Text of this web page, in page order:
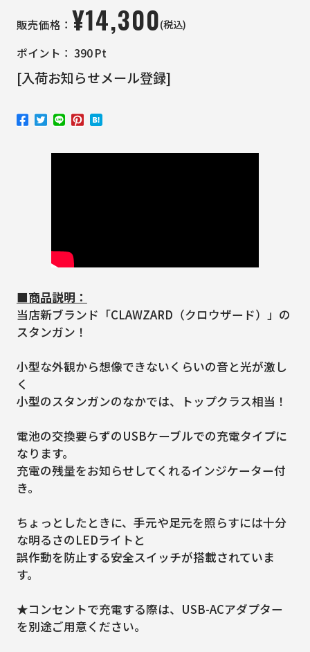
販売価格： ¥14,300(税込)
ポイント： 390Pt
[入荷お知らせメール登録]
■商品説明：
当店新ブランド「CLAWZARD（クロウザード）」の
スタンガン！
小型な外観から想像できないくらいの音と光が激し
く
小型のスタンガンのなかでは、トップクラス相当！
電池の交換要らずのUSBケーブルでの充電タイプに
なります。
充電の残量をお知らせしてくれるインジケーター付
き。
ちょっとしたときに、手元や足元を照らすには十分
な明るさのLEDライトと
誤作動を防止する安全スイッチが搭載されていま
す。
★コンセントで充電する際は、USB-ACアダプター
を別途ご用意ください。